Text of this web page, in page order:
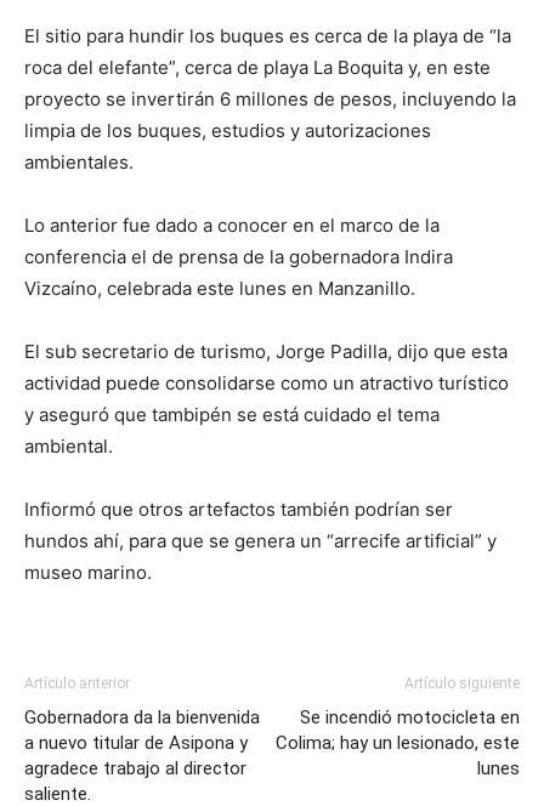
El sitio para hundir los buques es cerca de la playa de “la
roca del elefante”, cerca de playa La Boquita y, en este
proyecto se invertirán 6 millones de pesos, incluyendo la
limpia de los buques, estudios y autorizaciones
ambientales.
Lo anterior fue dado a conocer en el marco de la
conferencia el de prensa de la gobernadora Indira
Vizcaíno, celebrada este lunes en Manzanillo.
El sub secretario de turismo, Jorge Padilla, dijo que esta
actividad puede consolidarse como un atractivo turístico
y aseguró que tambipén se está cuidado el tema
ambiental.
Infiormó que otros artefactos también podrían ser
hundos ahí, para que se genera un “arrecife artificial” y
museo marino.
Artículo anterior
Gobernadora da la bienvenida
a nuevo titular de Asipona y
agradece trabajo al director
saliente.
Artículo siguiente
Se incendió motocicleta en
Colima; hay un lesionado, este
lunes